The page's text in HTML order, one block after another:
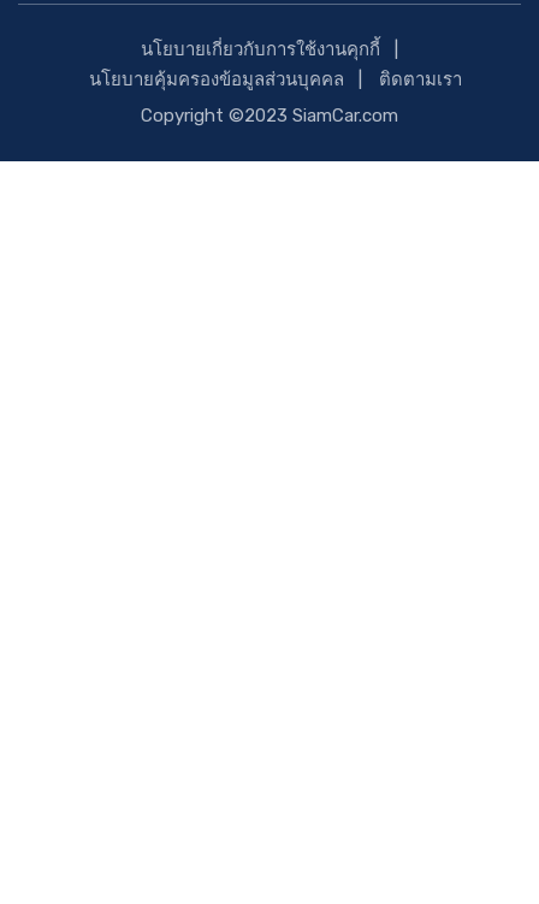
นโยบายเกี่ยวกับการใช้งานคุกกี้
นโยบายคุ้มครองข้อมูลส่วนบุคคล
ติดตามเรา
Copyright ©2023 SiamCar.com